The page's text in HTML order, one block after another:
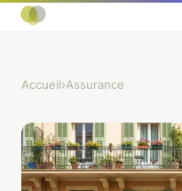
Accueil›Assurance